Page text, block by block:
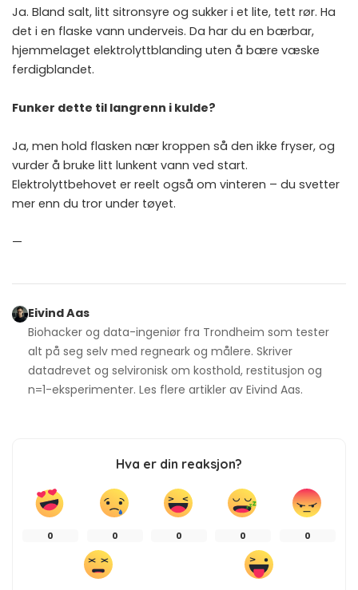
Ja. Bland salt, litt sitronsyre og sukker i et lite, tett rør. Ha
det i en flaske vann underveis. Da har du en bærbar,
hjemmelaget elektrolyttblanding uten å bære væske
ferdigblandet.
Funker dette til langrenn i kulde?
Ja, men hold flasken nær kroppen så den ikke fryser, og
vurder å bruke litt lunkent vann ved start.
Elektrolyttbehovet er reelt også om vinteren – du svetter
mer enn du tror under tøyet.
—
Eivind Aas
Biohacker og data-ingeniør fra Trondheim som tester
alt på seg selv med regneark og målere. Skriver
datadrevet og selvironisk om kosthold, restitusjon og
n=1-eksperimenter. Les flere artikler avEivind Aas.
Hva er din reaksjon?
0 0 0 0 0